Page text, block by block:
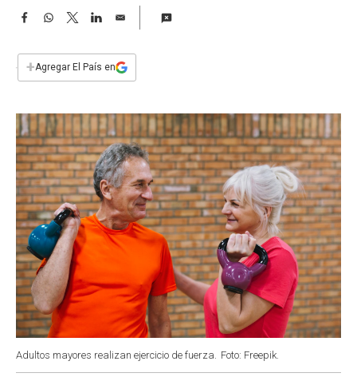
F
e
b
k
W
s
p
T
w
t
L
n
E
i
l
+Agregar El País en
Adultos mayores realizan ejercicio de fuerza. Foto: Freepik.